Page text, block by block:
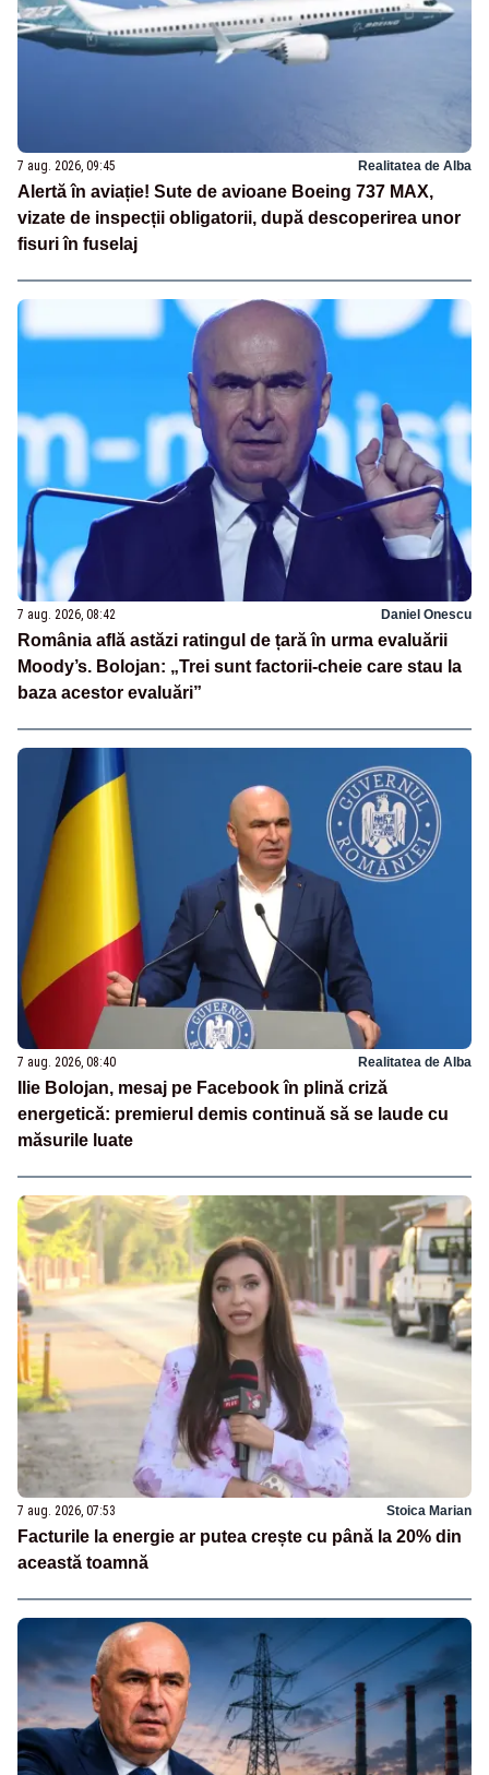
7 aug. 2026, 09:45 Realitatea de Alba
Alertă în aviație! Sute de avioane Boeing 737 MAX,
vizate de inspecții obligatorii, după descoperirea unor
fisuri în fuselaj
7 aug. 2026, 08:42 Daniel Onescu
România află astăzi ratingul de țară în urma evaluării
Moody’s. Bolojan: „Trei sunt factorii-cheie care stau la
baza acestor evaluări”
7 aug. 2026, 08:40 Realitatea de Alba
Ilie Bolojan, mesaj pe Facebook în plină criză
energetică: premierul demis continuă să se laude cu
măsurile luate
7 aug. 2026, 07:53 Stoica Marian
Facturile la energie ar putea crește cu până la 20% din
această toamnă